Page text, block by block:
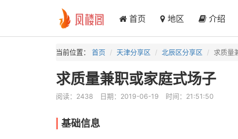
首页 地区 介绍
当前位置： 首页 天津分享区 北辰区分享区 求质量
求质量兼职或家庭式场子
阅读：2438 日期：2019-06-19 时间：21:51:50
基础信息